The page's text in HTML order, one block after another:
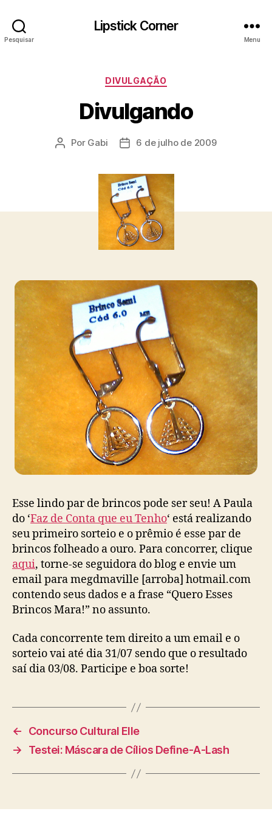
Pesquisar
Lipstick Corner
Menu
Categorias
DIVULGAÇÃO
Divulgando
Autor
Por Gabi
Data6 de julho de 2009
Esse lindo par de brincos pode ser seu! A Paula
do ‘Faz de Conta que eu Tenho‘ está realizando
seu primeiro sorteio e o prêmio é esse par de
brincos folheado a ouro. Para concorrer, clique
aqui, torne-se seguidora do blog e envie um
email para megdmaville [arroba] hotmail.com
contendo seus dados e a frase “Quero Esses
Brincos Mara!” no assunto.
Cada concorrente tem direito a um email e o
sorteio vai até dia 31/07 sendo que o resultado
saí dia 03/08. Participe e boa sorte!
←
Concurso Cultural Elle
→
Testei: Máscara de Cílios Define-A-Lash